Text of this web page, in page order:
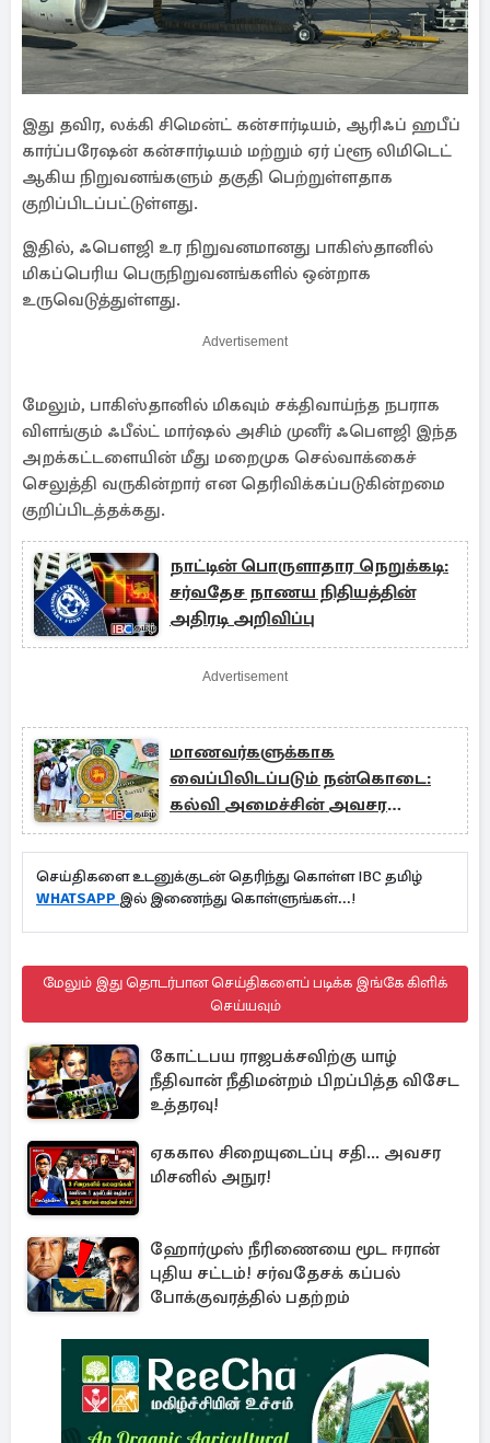
இது தவிர, லக்கி சிமென்ட் கன்சார்டியம், ஆரிஃப் ஹபீப்
கார்ப்பரேஷன் கன்சார்டியம் மற்றும் ஏர் ப்ளூ லிமிடெட்
ஆகிய நிறுவனங்களும் தகுதி பெற்றுள்ளதாக
குறிப்பிடப்பட்டுள்ளது.
இதில், ஃபௌஜி உர நிறுவனமானது பாகிஸ்தானில்
மிகப்பெரிய பெருநிறுவனங்களில் ஒன்றாக
உருவெடுத்துள்ளது.
Advertisement
மேலும், பாகிஸ்தானில் மிகவும் சக்திவாய்ந்த நபராக
விளங்கும் ஃபீல்ட் மார்ஷல் அசிம் முனீர் ஃபௌஜி இந்த
அறக்கட்டளையின் மீது மறைமுக செல்வாக்கைச்
செலுத்தி வருகின்றார் என தெரிவிக்கப்படுகின்றமை
குறிப்பிடத்தக்கது.
நாட்டின் பொருளாதார நெறுக்கடி:
சர்வதேச நாணய நிதியத்தின்
அதிரடி அறிவிப்பு
Advertisement
மாணவர்களுக்காக
வைப்பிலிடப்படும் நன்கொடை:
கல்வி அமைச்சின் அவசர
அறிவிப்பு
செய்திகளை உடனுக்குடன் தெரிந்து கொள்ள IBC தமிழ்
WHATSAPP இல் இணைந்து கொள்ளுங்கள்...!
மேலும் இது தொடர்பான செய்திகளைப் படிக்க இங்கே கிளிக்
செய்யவும்
கோட்டபய ராஜபக்சவிற்கு யாழ்
நீதிவான் நீதிமன்றம் பிறப்பித்த விசேட
உத்தரவு!
ஏககால சிறையுடைப்பு சதி... அவசர
மிசனில் அநுர!
ஹோர்முஸ் நீரிணையை மூட ஈரான்
புதிய சட்டம்! சர்வதேசக் கப்பல்
போக்குவரத்தில் பதற்றம்